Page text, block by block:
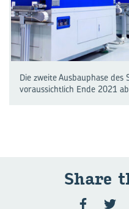
Die zweite Ausbauphase des
voraussichtlich Ende 2021
Share